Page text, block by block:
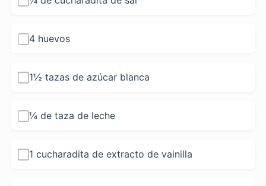
4 huevos
1½ tazas de azúcar blanca
¼ de taza de leche
1 cucharadita de extracto de vainilla